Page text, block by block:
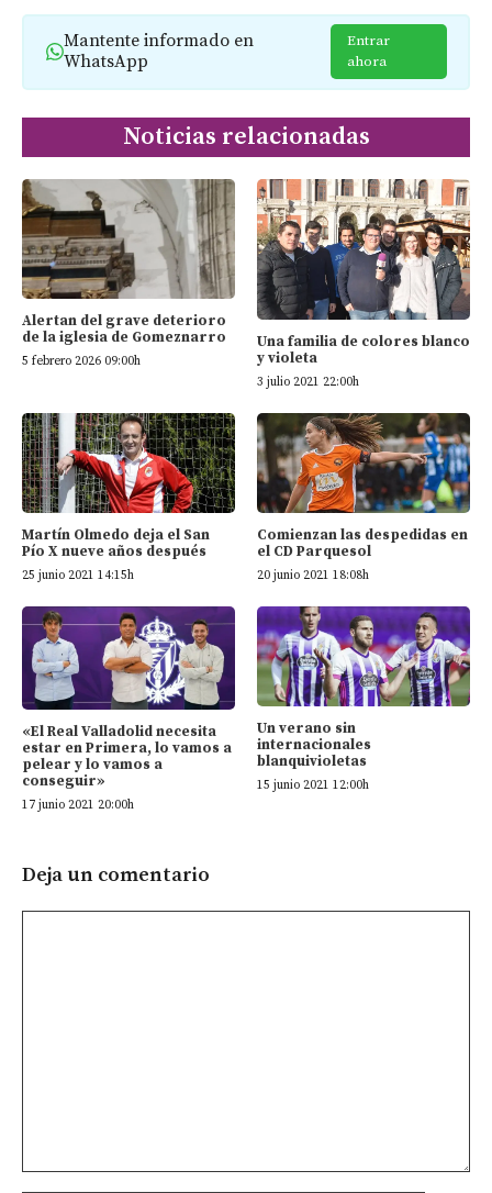
Mantente informado en
WhatsApp
Entrar
ahora
Noticias relacionadas
Alertan del grave deterioro
de la iglesia de Gomeznarro
5 febrero 2026 09:00h
Una familia de colores blanco
y violeta
3 julio 2021 22:00h
Martín Olmedo deja el San
Pío X nueve años después
25 junio 2021 14:15h
Comienzan las despedidas en
el CD Parquesol
20 junio 2021 18:08h
«El Real Valladolid necesita
estar en Primera, lo vamos a
pelear y lo vamos a
conseguir»
17 junio 2021 20:00h
Un verano sin
internacionales
blanquivioletas
15 junio 2021 12:00h
Deja un comentario